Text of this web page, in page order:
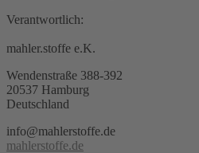
Verantwortlich:
mahler.stoffe e.K.
Wendenstraße 388-392
20537 Hamburg
Deutschland
info@mahlerstoffe.de
mahlerstoffe.de